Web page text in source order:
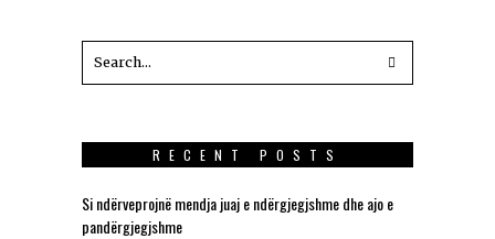
RECENT POSTS
Si ndërveprojnë mendja juaj e ndërgjegjshme dhe ajo e
pandërgjegjshme